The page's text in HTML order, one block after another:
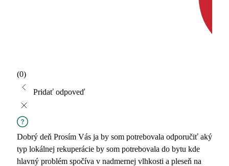
(0)
Pridať odpoveď
Dobrý deň Prosím Vás ja by som potrebovala odporučiť aký
typ lokálnej rekuperácie by som potrebovala do bytu kde
hlavný problém spočíva v nadmernej vlhkosti a pleseň na